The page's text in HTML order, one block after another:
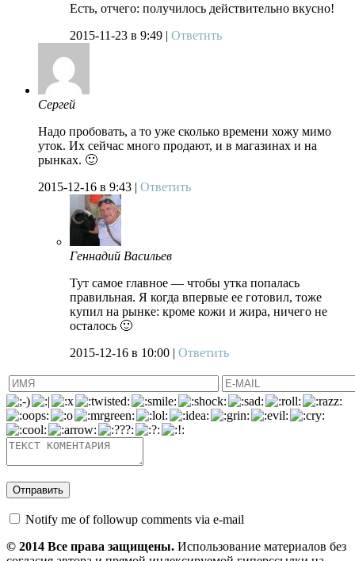
Есть, отчего: получилось действительно вкусно!
2015-11-23 в 9:49 | Ответить
Сергей
Надо пробовать, а то уже сколько времени хожу мимо
уток. Их сейчас много продают, и в магазинах и на
рынках. 🙂
2015-12-16 в 9:43 | Ответить
Геннадий Васильев
Тут самое главное — чтобы утка попалась
правильная. Я когда впервые ее готовил, тоже
купил на рынке: кроме кожи и жира, ничего не
осталось 🙂
2015-12-16 в 10:00 | Ответить
Notify me of followup comments via e-mail
© 2014 Все права защищены. Использование материалов без